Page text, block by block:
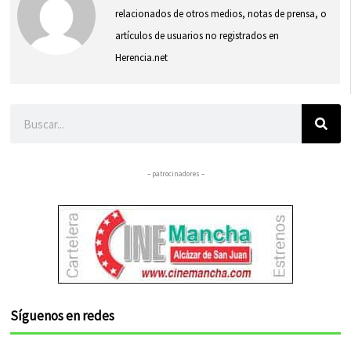
relacionados de otros medios, notas de prensa, o
artículos de usuarios no registrados en
Herencia.net
– patrocinadores –
Síguenos en redes